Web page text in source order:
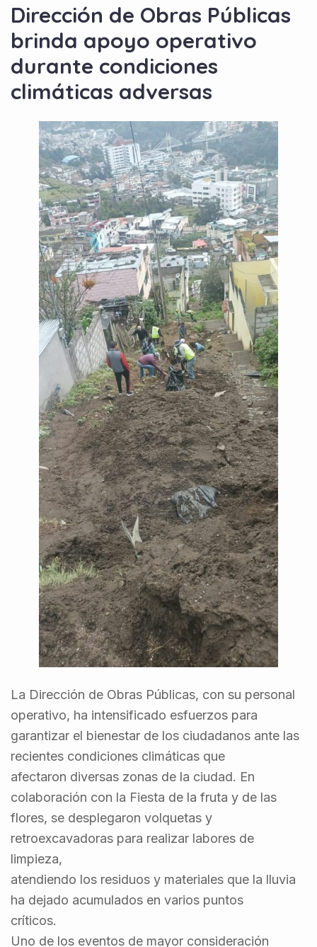
Dirección de Obras Públicas
brinda apoyo operativo
durante condiciones
climáticas adversas
La Dirección de Obras Públicas, con su personal
operativo, ha intensificado esfuerzos para
garantizar el bienestar de los ciudadanos ante las
recientes condiciones climáticas que
afectaron diversas zonas de la ciudad. En
colaboración con la Fiesta de la fruta y de las
flores, se desplegaron volquetas y
retroexcavadoras para realizar labores de
limpieza,
atendiendo los residuos y materiales que la lluvia
ha dejado acumulados en varios puntos
críticos.
Uno de los eventos de mayor consideración